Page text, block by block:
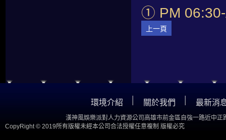
① PM
上一頁
環境介紹 關於我們 最新消
漢神風娛樂派對人力資源公司高雄市前金區自強一路近中正
CopyRight © 2019所有版權未經本公司合法授權任意複制 版權必究